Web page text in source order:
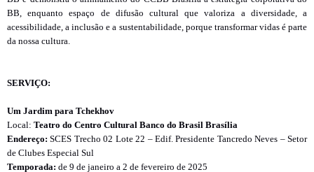
BB, enquanto espaço de difusão cultural que valoriza a diversidade, a
acessibilidade, a inclusão e a sustentabilidade, porque transformar vidas é parte
da nossa cultura.
SERVIÇO:
Um Jardim para Tchekhov
Local: Teatro do Centro Cultural Banco do Brasil Brasília
Endereço: SCES Trecho 02 Lote 22 – Edif. Presidente Tancredo Neves – Setor
de Clubes Especial Sul
Temporada: de 9 de janeiro a 2 de fevereiro de 2025